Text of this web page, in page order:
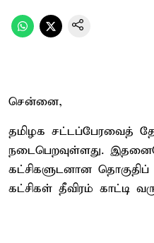
சென்னை,
தமிழக சட்டப்பேரவைத்
நடைபெறவுள்ளது.
கட்சிகளுடனான
கட்சிகள் தீவிரம் காட்டி